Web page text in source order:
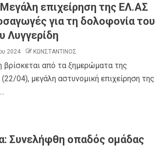
επιχείρηση της ΕΛ.ΑΣ
για τη δολοφονία του
Λυγγερίδη
2024 ΚΩΝΣΤΑΝΤΙΝΟΣ
βρίσκεται από τα ξημερώματα της
04), μεγάλη αστυνομική επιχείρηση της
Συνελήφθη οπαδός ομάδας